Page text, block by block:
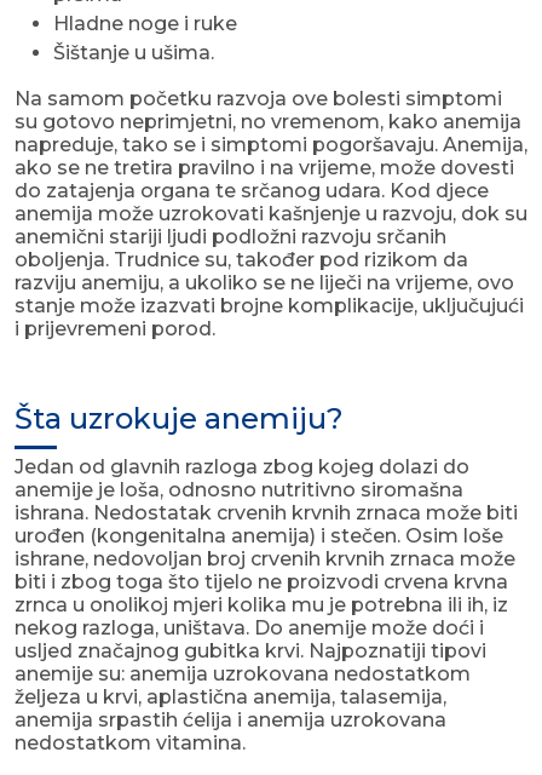
Hladne noge i ruke
Šištanje u ušima.
Na samom početku razvoja ove bolesti simptomi
su gotovo neprimjetni, no vremenom, kako anemija
napreduje, tako se i simptomi pogoršavaju. Anemija,
ako se ne tretira pravilno i na vrijeme, može dovesti
do zatajenja organa te srčanog udara. Kod djece
anemija može uzrokovati kašnjenje u razvoju, dok su
anemični stariji ljudi podložni razvoju srčanih
oboljenja. Trudnice su, također pod rizikom da
razviju anemiju, a ukoliko se ne liječi na vrijeme, ovo
stanje može izazvati brojne komplikacije, uključujući
i prijevremeni porod.
Šta uzrokuje anemiju?
Jedan od glavnih razloga zbog kojeg dolazi do
anemije je loša, odnosno nutritivno siromašna
ishrana. Nedostatak crvenih krvnih zrnaca može biti
urođen (kongenitalna anemija) i stečen. Osim loše
ishrane, nedovoljan broj crvenih krvnih zrnaca može
biti i zbog toga što tijelo ne proizvodi crvena krvna
zrnca u onolikoj mjeri kolika mu je potrebna ili ih, iz
nekog razloga, uništava. Do anemije može doći i
usljed značajnog gubitka krvi. Najpoznatiji tipovi
anemije su: anemija uzrokovana nedostatkom
željeza u krvi, aplastična anemija, talasemija,
anemija srpastih ćelija i anemija uzrokovana
nedostatkom vitamina.